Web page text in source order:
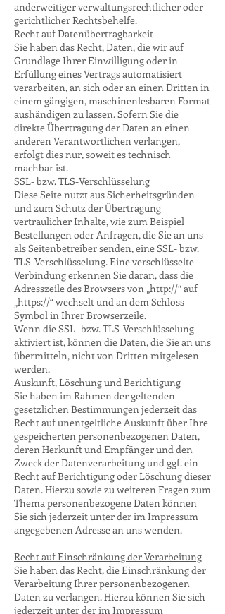
anderweitiger verwaltungsrechtlicher oder
gerichtlicher Rechtsbehelfe.
Recht auf Datenübertragbarkeit
Sie haben das Recht, Daten, die wir auf
Grundlage Ihrer Einwilligung oder in
Erfüllung eines Vertrags automatisiert
verarbeiten, an sich oder an einen Dritten in
einem gängigen, maschinenlesbaren Format
aushändigen zu lassen. Sofern Sie die
direkte Übertragung der Daten an einen
anderen Verantwortlichen verlangen,
erfolgt dies nur, soweit es technisch
machbar ist.
SSL- bzw. TLS-Verschlüsselung
Diese Seite nutzt aus Sicherheitsgründen
und zum Schutz der Übertragung
vertraulicher Inhalte, wie zum Beispiel
Bestellungen oder Anfragen, die Sie an uns
als Seitenbetreiber senden, eine SSL- bzw.
TLS-Verschlüsselung. Eine verschlüsselte
Verbindung erkennen Sie daran, dass die
Adresszeile des Browsers von „http://“ auf
„https://“ wechselt und an dem Schloss-
Symbol in Ihrer Browserzeile.
Wenn die SSL- bzw. TLS-Verschlüsselung
aktiviert ist, können die Daten, die Sie an uns
übermitteln, nicht von Dritten mitgelesen
werden.
Auskunft, Löschung und Berichtigung
Sie haben im Rahmen der geltenden
gesetzlichen Bestimmungen jederzeit das
Recht auf unentgeltliche Auskunft über Ihre
gespeicherten personenbezogenen Daten,
deren Herkunft und Empfänger und den
Zweck der Datenverarbeitung und ggf. ein
Recht auf Berichtigung oder Löschung dieser
Daten. Hierzu sowie zu weiteren Fragen zum
Thema personenbezogene Daten können
Sie sich jederzeit unter der im Impressum
angegebenen Adresse an uns wenden.
Recht auf Einschränkung der Verarbeitung
Sie haben das Recht, die Einschränkung der
Verarbeitung Ihrer personenbezogenen
Daten zu verlangen. Hierzu können Sie sich
jederzeit unter der im Impressum